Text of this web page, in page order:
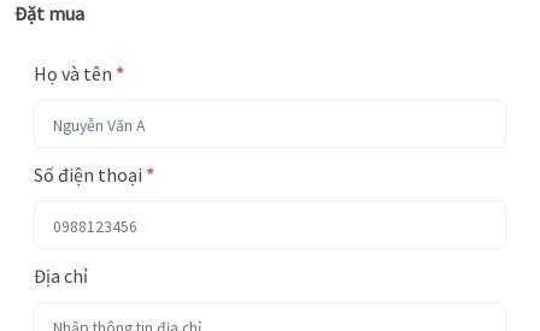
Đặt mua
Họ và tên *
Số điện thoại *
Địa chỉ